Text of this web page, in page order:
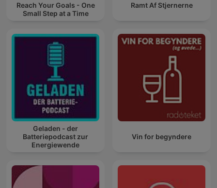
Reach Your Goals - One
Small Step at a Time
Ramt Af Stjernerne
Geladen - der
Batteriepodcast zur
Energiewende
Vin for begyndere